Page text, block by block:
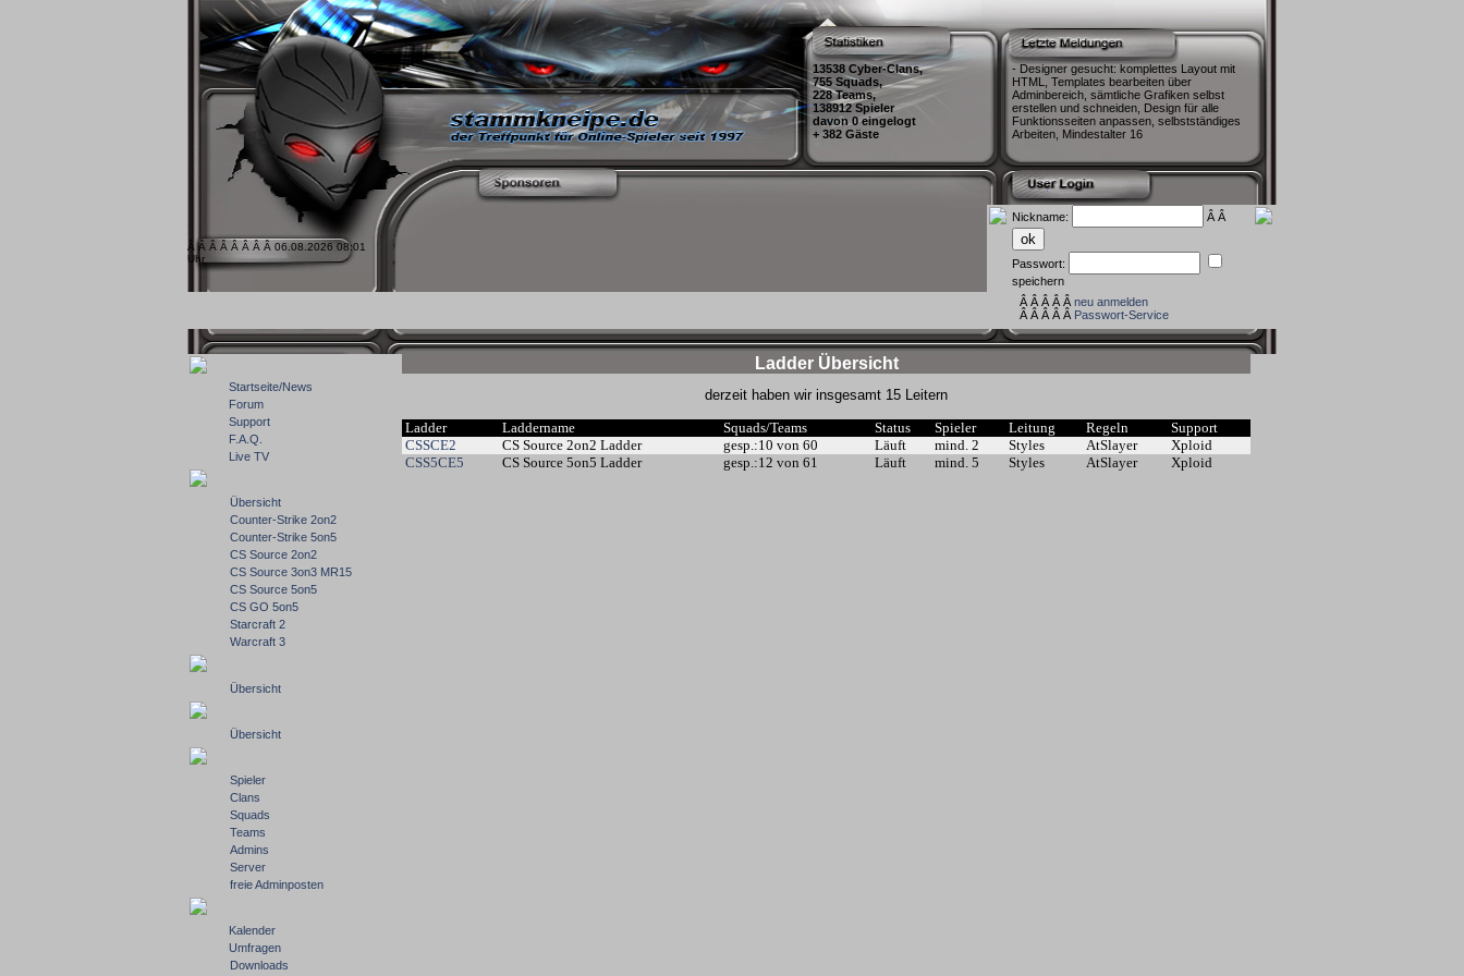
13538 Cyber-Clans,
755 Squads,
228 Teams,
138912 Spieler
davon 0 eingelogt
+ 382 Gäste
- Designer gesucht: komplettes Layout mit
HTML, Templates bearbeiten über
Adminbereich, sämtliche Grafiken selbst
erstellen und schneiden, Design für alle
Funktionsseiten anpassen, selbstständiges
Arbeiten, Mindestalter 16
Â Â Â Â Â Â Â Â 06.08.2026 08:01
Uhr
Nickname: Â Â
Passwort:
speichern
Â Â Â Â Â neu anmelden
Â Â Â Â Â Passwort-Service
Startseite/News
Forum
Support
F.A.Q.
Live TV
Übersicht
Counter-Strike 2on2
Counter-Strike 5on5
CS Source 2on2
CS Source 3on3 MR15
CS Source 5on5
CS GO 5on5
Starcraft 2
Warcraft 3
Übersicht
Übersicht
Spieler
Clans
Squads
Teams
Admins
Server
freie Adminposten
Kalender
Umfragen
Downloads
Ladder Übersicht
derzeit haben wir insgesamt 15 Leitern
Ladder
Laddername Squads/Teams Status Spieler Leitung Regeln
Support
CSSCE2
CS Source 2on2 Ladder gesp.:10 von 60 Läuft mind. 2 Styles AtSlayer
Xploid
CSS5CE5
CS Source 5on5 Ladder gesp.:12 von 61 Läuft mind. 5 Styles AtSlayer Xploid